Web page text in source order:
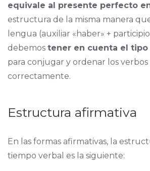
equivale al presente perfecto
estructura de la misma manera
lengua (auxiliar «haber» +
debemos tener en cuenta el tipo
para conjugar y ordenar los verbos
correctamente.
Estructura afirmativa
En las formas afirmativas, la
tiempo verbal es la siguiente: